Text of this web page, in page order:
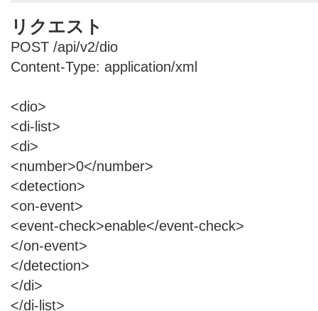
リクエスト
POST /api/v2/dio
Content-Type: application/xml
<dio>
<di-list>
<di>
<number>0</number>
<detection>
<on-event>
<event-check>enable</event-check>
</on-event>
</detection>
</di>
</di-list>